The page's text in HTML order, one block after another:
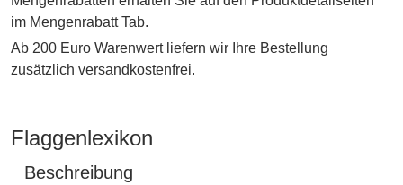
im Mengenrabatt Tab.
Ab 200 Euro Warenwert liefern wir Ihre Bestellung
zusätzlich versandkostenfrei.
Flaggenlexikon
Beschreibung